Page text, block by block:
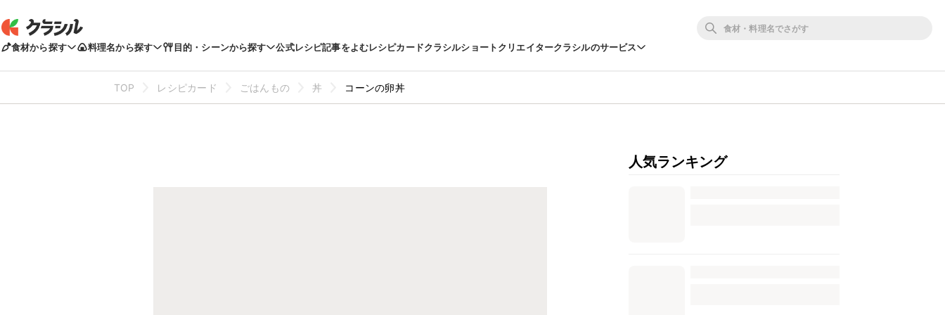
食材から探す 料理名から探す 目的・シーンから探す 公式レシピ記事をよむレシピカードクラシルショートクリエイタークラシルのサービス
TOP レシピカード ごはんもの 丼 コーンの卵丼
人気ランキング